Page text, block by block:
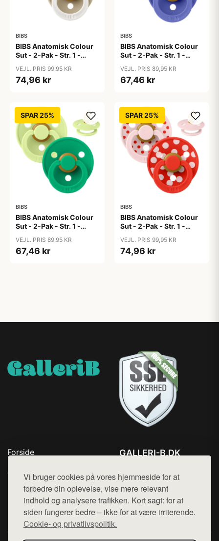
Vi bruger cookies på vores hjemmeside for at
forbedre din oplevelse, vise mere relevant
indhold og analysere trafikken. Kort sagt: for at
siden fungerer bedre – ikke for at være irriterende.
Cookie- og privatlivspolitik.
BIBS
BIBS Anatomisk Colour
Sut - 2-Pak - Str. 1 -
Blush/Vanilla
VEJL. PRIS 99,95 KR
74,96 kr
BIBS
BIBS Anatomisk Colour
Sut - 2-Pak - Str. 1 -
Hush/Grape
VEJL. PRIS 89,95 KR
67,46 kr
SPAR 25%
BIBS
BIBS Anatomisk Colour
Sut - 2-Pak - Str. 1 -
Matcha/Cactus
VEJL. PRIS 89,95 KR
67,46 kr
SPAR 25%
BIBS
BIBS Anatomisk Colour
Sut - 2-Pak - Str. 1 -
Studio - Blossom/Candy
Apple
VEJL. PRIS 99,95 KR
74,96 kr
Forside
Top Rabatter
Blog
Kontakt
GALLERI-B.DK
Mail: hej@want.dk
Cookie- og privatlivspolitik